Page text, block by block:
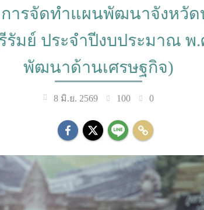
ารจัดทำแผนพัฒนาจังหวัด
มย์ ประจำปีงบประมาณ พ
พัฒนาด้านเศรษฐกิจ)
8 มิ.ย. 2569 100 0